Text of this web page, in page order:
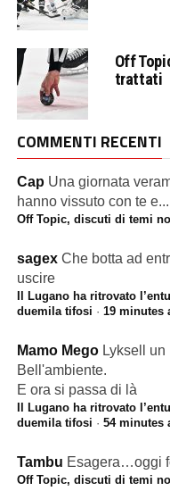
Off
trattati
COMMENTI RECENTI
Cap Una giornata
hanno vissuto con te e...
Off Topic, discuti di temi
sagex Che botta ad
uscire
Il Lugano ha ritrovato
duemila tifosi · 19 minutes
Mamo Mego Lyksell
Bell'ambiente.
E ora si passa di là
Il Lugano ha ritrovato
duemila tifosi · 54 minutes
Tambu Esagera…oggi
Off Topic, discuti di temi